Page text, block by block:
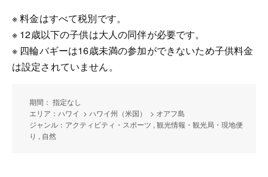
※ 料金はすべて税別です。
※ 12歳以下の子供は大人の同伴が必要です。
※ 四輪バギーは16歳未満の参加ができないため子供料金
は設定されていません。
期間： 指定なし
エリア：ハワイ > ハワイ州（米国） > オアフ島
ジャンル：アクティビティ・スポーツ , 観光情報・観光局・現地便
り , 自然